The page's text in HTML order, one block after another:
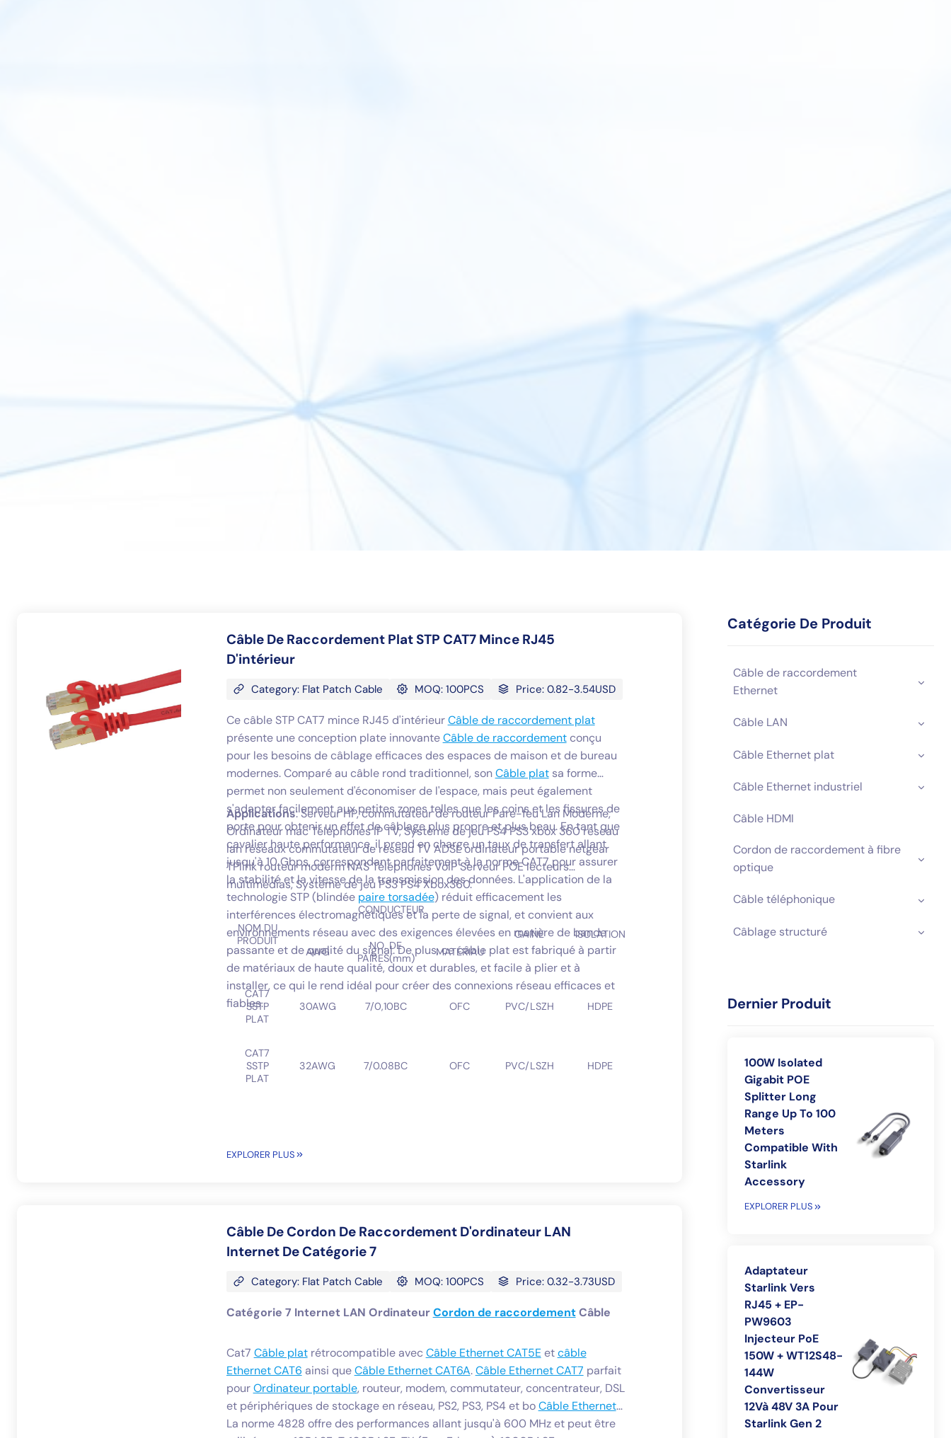
Câble De Raccordement Plat STP CAT7 Mince RJ45
D'intérieur
Category: Flat Patch Cable MOQ: 100PCS Price: 0.82-3.54USD
Ce câble STP CAT7 mince RJ45 d'intérieurCâble de raccordement plat
présente une conception plate innovanteCâble de raccordementconçu
pour les besoins de câblage efficaces des espaces de maison et de bureau
modernes. Comparé au câble rond traditionnel, sonCâble platsa forme
permet non seulement d'économiser de l'espace, mais peut également
s'adapter facilement aux petites zones telles que les coins et les fissures de
porte pour obtenir un effet de câblage plus propre et plus beau. En tant que
cavalier haute performance, il prend en charge un taux de transfert allant
jusqu'à 10 Gbps, correspondant parfaitement à la norme CAT7 pour assurer
la stabilité et la vitesse de la transmission des données. L'application de la
technologie STP (blindée paire torsadée) réduit efficacement les
interférences électromagnétiques et la perte de signal, et convient aux
environnements réseau avec des exigences élevées en matière de bande
passante et de qualité du signal. De plus, ce câble plat est fabriqué à partir
de matériaux de haute qualité, doux et durables, et facile à plier et à
installer, ce qui le rend idéal pour créer des connexions réseau efficaces et
fiables.
Applications: Serveur HP, commutateur de routeur Pare-feu Lan Moderne,
Ordinateur mac Téléphones IP TV, Système de jeu PS4 PS3 xbox 360 réseau
lan réseaux commutateur de réseau TV ADSL ordinateur portable netgear
TPlink routeur moderm NAS Téléphones VoIP Serveur POE lecteurs
multimédias, Système de jeu PS3 PS4 Xbox360.
NOM DU
PRODUIT
CONDUCTEUR
GAINE
ISOLATION
À
LONGUEUR
AWG
NO. DE
PAIRES(mm)
MATÉRIAU
CAT7
SSTP
PLAT
30AWG 7/0,10BC OFC PVC/LSZH HDPE 340 1-30m
CAT7
SSTP
PLAT
32AWG 7/0.08BC OFC PVC/LSZH HDPE 532 1-30m
EXPLORER PLUS
Câble De Cordon De Raccordement D'ordinateur LAN
Internet De Catégorie 7
Category: Flat Patch Cable MOQ: 100PCS Price: 0.32-3.73USD
Catégorie 7 Internet LAN OrdinateurCordon de raccordementCâble
Cat7 Câble platrétrocompatible avec Câble Ethernet CAT5Eetcâble
Ethernet CAT6 ainsi queCâble Ethernet CAT6A.Câble Ethernet CAT7 parfait
pourOrdinateur portable, routeur, modem, commutateur, concentrateur, DSL
et périphériques de stockage en réseau, PS2, PS3, PS4 et boCâble Ethernet
La norme 4828 offre des performances allant jusqu'à 600 MHz et peut être
Catégorie De Produit
Câble de raccordement
Ethernet
Câble LAN
Câble Ethernet plat
Câble Ethernet industriel
Câble HDMI
Cordon de raccordement à fibre
optique
Câble téléphonique
Câblage structuré
Dernier Produit
100W Isolated
Gigabit POE
Splitter Long
Range Up To 100
Meters
Compatible With
Starlink
Accessory
EXPLORER PLUS
Adaptateur
Starlink Vers
RJ45 + EP-
PW9603
Injecteur PoE
150W + WT12S48-
144W
Convertisseur
12Và 48V 3A Pour
Starlink Gen 2